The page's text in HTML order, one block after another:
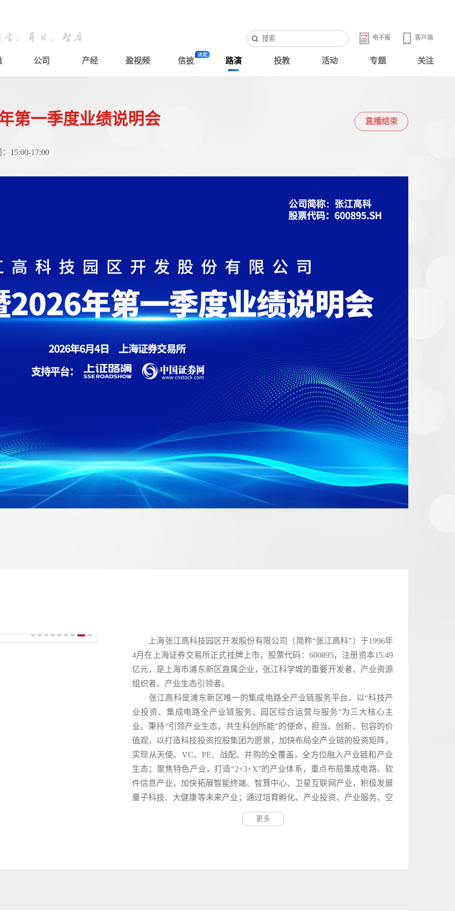
客户端
电子报
公司 产经 盈视频 信披 路演 投教 活动 专题 关注
第一季度业绩说明会 直播结束
15:00-17:00
上海张江高科技园区开发股份有限公司（简称“张江高科”）于1996年
4月在上海证券交易所正式挂牌上市，股票代码：600895，注册资本15.49
亿元，是上海市浦东新区直属企业，张江科学城的重要开发者、产业资源
组织者、产业生态引领者。
张江高科是浦东新区唯一的集成电路全产业链服务平台，以“科技产
业投资、集成电路全产业链服务、园区综合运营与服务”为三大核心主
业。秉持“引领产业生态，共生科创所能”的使命，担当、创新、包容的价
值观，以打造科技投资控股集团为愿景，加快布局全产业链的投资矩阵，
实现从天使、VC、PE、战配、并购的全覆盖，全方位融入产业链和产业
生态；聚焦特色产业，打造“2+3+X”的产业体系，重点布局集成电路、软
件信息产业，加快拓展智能终端、智算中心、卫星互联网产业，积极发展
量子科技、大健康等未来产业；通过培育孵化、产业投资、产业服务、空
间赋能等，加速创新企业集聚，引领产业生态构建。
张江高科始终响应国家战略，完善创新要素布局、厚植创新沃土、集
更多